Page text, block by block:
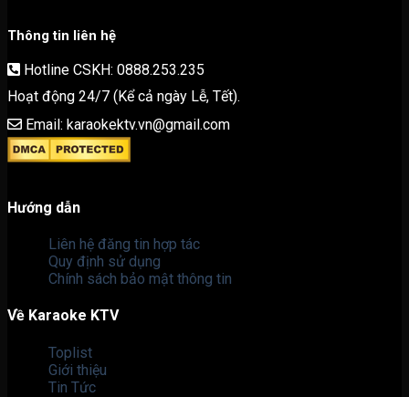
Thông tin liên hệ
Hotline CSKH: 0888.253.235
Hoạt động 24/7 (Kể cả ngày Lễ, Tết).
Email: karaokektv.vn@gmail.com
Hướng dẫn
Liên hệ đăng tin hợp tác
Quy định sử dụng
Chính sách bảo mật thông tin
Về Karaoke KTV
Toplist
Giới thiệu
Tin Tức